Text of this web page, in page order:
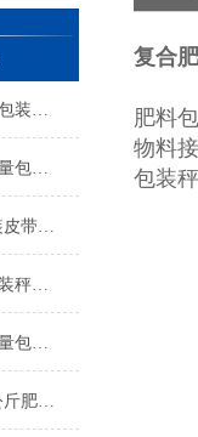
磷肥大袋25kg称重肥料定量包装秤打包机简介
羊粪有机肥称重25kg肥料定量包装秤工厂生产
肥料二胺肥10-25kg蛇皮袋装皮带输送定量包装秤厂家
15kg发酵肥缝包肥料定量包装秤简介
肥料硫酸铵25kg自动夹袋定量包装秤厂家
复合掺混肥定量包装秤-25公斤肥料包装机厂家
复合
肥料
物料
包装